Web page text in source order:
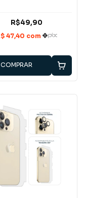
R$49,90
COMPRAR